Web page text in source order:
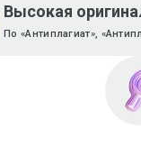
Высокая
По «Антиплагиат»,